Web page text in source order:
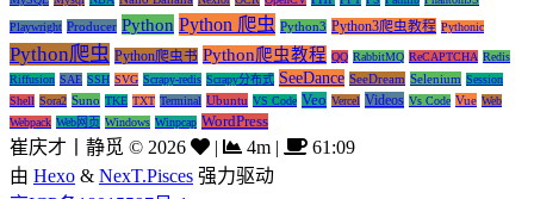
Playwright Producer Python Python 爬虫 Python3 Python3爬虫教程 Pythonic
Python爬虫 Python爬虫书 Python爬虫教程 QQ RabbitMQ ReCAPTCHA Redis
Riffusion SAE SSH SVG Scrapy-redis Scrapy分布式 SeeDance SeeDream Selenium Session
Shell Sora2 Suno TKE TXT Terminal Ubuntu VS Code Veo Vercel Videos Vs Code Vue Web
Webpack Web网页 Windows Winpcap WordPress
崔庆才丨静觅 © 2026 4m
61:09
由 Hexo & NexT.Pisces 强力驱动